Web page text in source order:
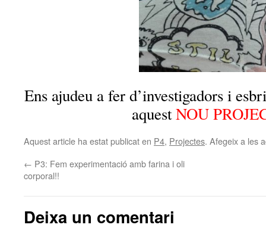
Ens ajudeu a fer d’investigadors i
aquestNOU
Aquest article ha estat publicat en P4, Projectes. Afegeix a les
← P3: Fem experimentació amb farina i oli
corporal!!
Deixa un comentari